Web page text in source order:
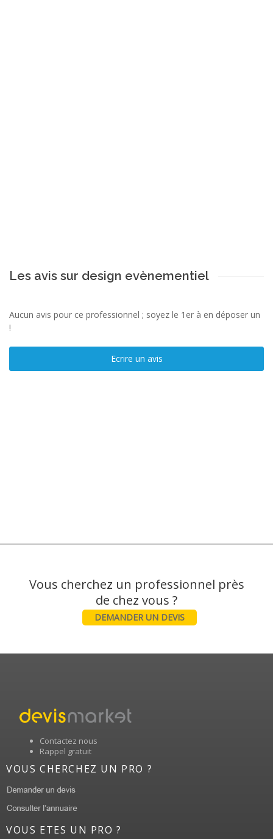
Les avis sur design evènementiel
Aucun avis pour ce professionnel ; soyez le 1er à en déposer un
!
Ecrire un avis
Vous cherchez un professionnel près
DEMANDER UN DEVIS
Contactez nous
Rappel gratuit
VOUS CHERCHEZ UN PRO ?
VOUS ETES UN PRO ?